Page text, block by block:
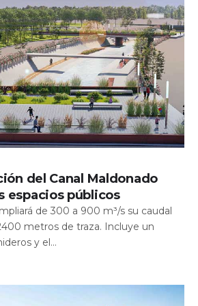
del Canal Maldonado
espacios públicos
de 300 a 900 m³/s su caudal
metros de traza. Incluye un
y el...